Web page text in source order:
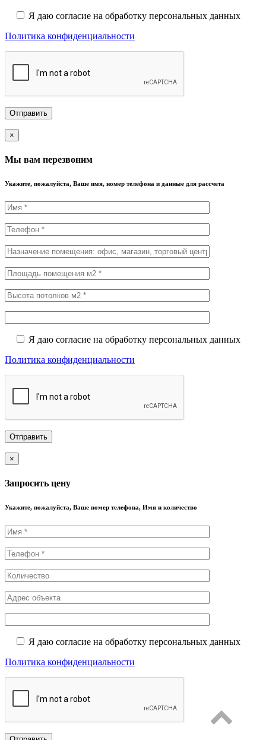
Я даю согласие на обработку персональных данных
Политика конфиденциальности
×
Мы вам перезвоним
Укажите, пожалуйста, Ваше имя, номер телефона и данные для рассчета
Я даю согласие на обработку персональных данных
Политика конфиденциальности
×
Запросить цену
Укажите, пожалуйста, Ваше номер телефона, Имя и количество
Я даю согласие на обработку персональных данных
Политика конфиденциальности